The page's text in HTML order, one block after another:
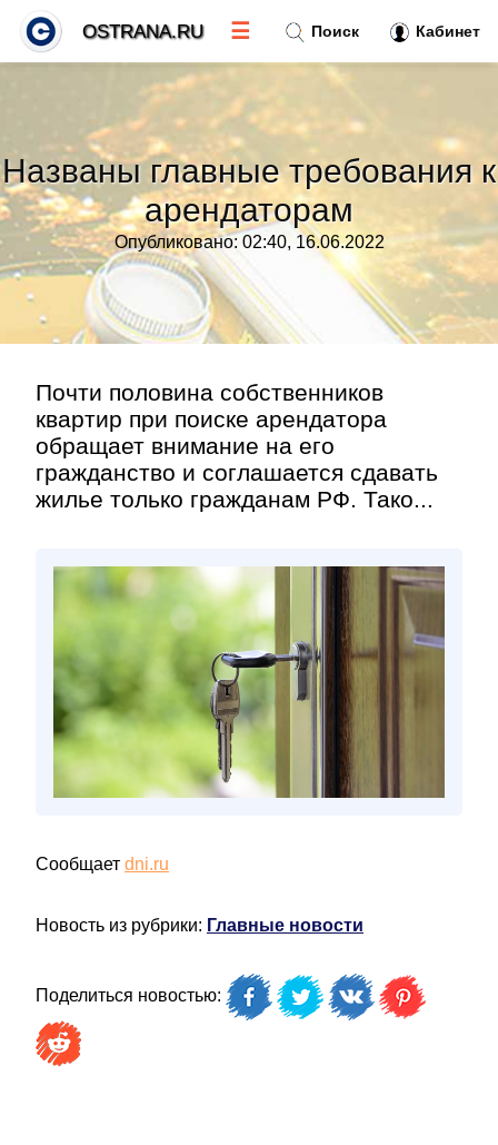
Названы главные требования к
арендаторам
Опубликовано: 02:40, 16.06.2022
Почти половина собственников
квартир при поиске арендатора
обращает внимание на его
гражданство и соглашается сдавать
жилье только гражданам РФ. Тако...
Сообщает dni.ru
Новость из рубрики: Главные новости
Поделиться новостью:
Поиск Кабинет
OSTRANA.RU ☰
Тренды новостей»
Рубрики»
Правила»
Контакт »